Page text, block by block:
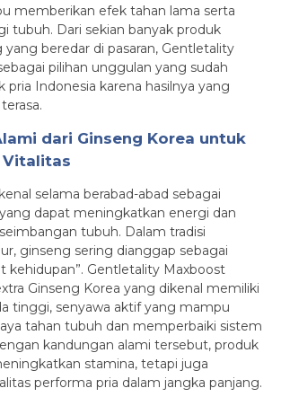
memberikan efek tahan lama serta
tubuh. Dari sekian banyak produk
yang beredar di pasaran, Gentletality
pilihan unggulan yang sudah
pria Indonesia karena hasilnya yang
dari Ginseng Korea untuk
Vitalitas
selama berabad-abad sebagai
dapat meningkatkan energi dan
tubuh. Dalam tradisi
ginseng sering dianggap sebagai
kehidupan”. Gentletality Maxboost
Ginseng Korea yang dikenal memiliki
tinggi, senyawa aktif yang mampu
tahan tubuh dan memperbaiki sistem
kandungan alami tersebut, produk
stamina, tetapi juga
performa pria dalam jangka panjang.